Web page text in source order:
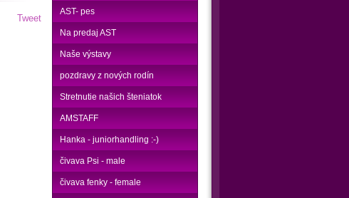
Tweet
AST- pes
Na predaj AST
Naše výstavy
pozdravy z nových rodín
Stretnutie našich šteniatok
AMSTAFF
Hanka - juniorhandling :-)
čivava Psi - male
čivava fenky - female